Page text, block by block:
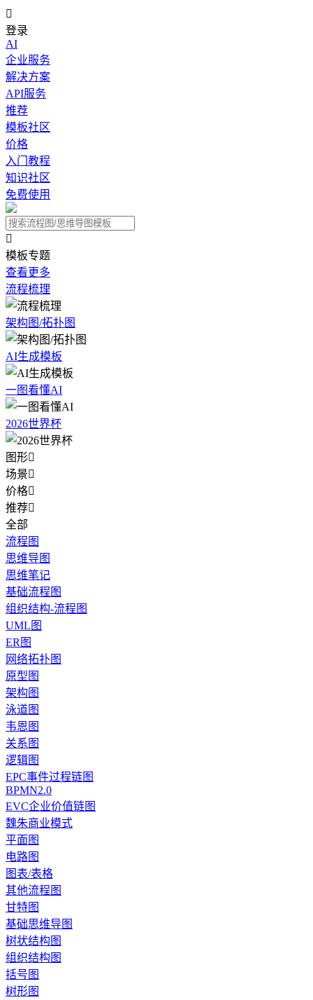

登录
AI
企业服务
解决方案
API服务
推荐
模板社区
价格
入门教程
知识社区
免费使用

模板专题
查看更多
流程梳理
架构图/拓扑图
AI生成模板
一图看懂AI
2026世界杯
图形
场景
价格
推荐
全部
流程图
思维导图
思维笔记
基础流程图
组织结构-流程图
UML图
ER图
网络拓扑图
原型图
架构图
泳道图
韦恩图
关系图
逻辑图
EPC事件过程链图
BPMN2.0
EVC企业价值链图
魏朱商业模式
平面图
电路图
图表/表格
其他流程图
甘特图
基础思维导图
树状结构图
组织结构图
括号图
树形图